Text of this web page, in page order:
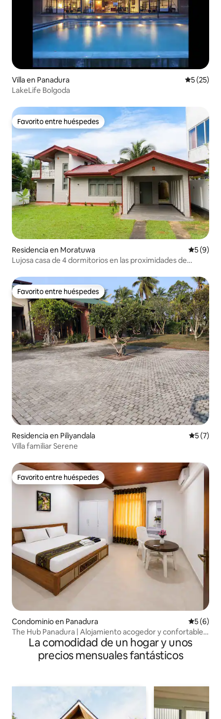
Villa en Panadura
5 (25)
LakeLife Bolgoda
Favorito entre huéspedes
Favorito entre huéspedes
Residencia en Moratuwa
5 (9)
Lujosa casa de 4 dormitorios en las proximidades de
Favorito entre huéspedes
Favorito entre huéspedes
Residencia en Piliyandala
5 (7)
Villa familiar Serene
Favorito entre huéspedes
Favorito entre huéspedes
Condominio en Panadura
5 (6)
The Hub Panadura | Alojamiento acogedor y confortable
de 3 recámaras y 2 baños
La comodidad de un hogar y unos
precios mensuales fantásticos